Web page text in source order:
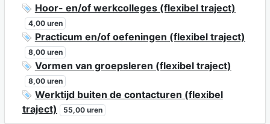
Hoor- en/of werkcolleges (flexibel traject)
4,00 uren
Practicum en/of oefeningen (flexibel traject)
8,00 uren
Vormen van groepsleren (flexibel traject)
8,00 uren
Werktijd buiten de contacturen (flexibel
traject)
55,00 uren